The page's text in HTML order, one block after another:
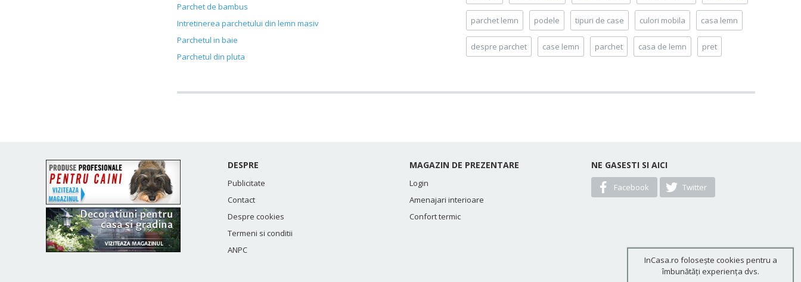
Parchet de bambus
Intretinerea parchetului din lemn masiv
Parchetul in baie
Parchetul din pluta
parchet lemn podele tipuri de case culori mobila casa lemn
despre parchet case lemn parchet casa de lemn pret
DESPRE
Publicitate
Contact
Despre cookies
Termeni si conditii
ANPC
MAGAZIN DE PREZENTARE
Login
Amenajari interioare
Confort termic
NE GASESTI SI AICI
Facebook Twitter
InCasa.ro folosește cookies pentru a
îmbunătăți experiența dvs.